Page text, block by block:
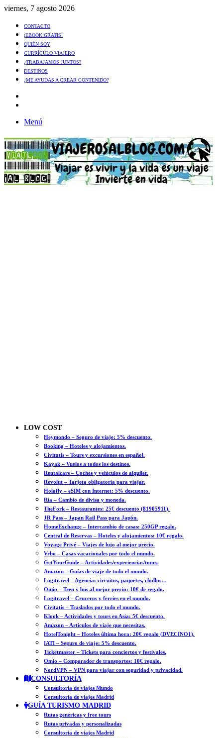
viernes, 7 agosto 2026
CONTACTO
¡EBOOK GRATIS!
QUIÉN SOY
CURRÍCULO VIAJERO
¿TRABAJAMOS JUNTOS?
DESTINOS
¿ME AYUDAS A CREAR CONTENIDO?
Menú
LOW COST
Heymondo – Seguro de viaje: 5% descuento.
Booking – Hoteles y alojamientos.
Civitatis – Tours y excursiones en español.
Kayak – Vuelos a todos los destinos.
Rentalcars – Coches y vehículos de alquiler.
Revolut – Tarjeta obligatoria para viajar.
Holafly – eSIM con Internet: 5% descuento.
Ria – Cambio de divisa y moneda.
TheFork – Restaurantes: 25€ descuento (81905911).
JR Pass – Japan Rail Pass para Japón.
HomeExchange – Intercambio de casas: 250GP regalo.
Central de Reservas – Hoteles y alojamientos: 10€ regalo.
Voyage Privé – Viajes de lujo al mejor precio.
Vrbo – Casas vacacionales por todo el mundo.
GetYourGuide – Actividades/experiencias/tours.
Amazon – Guías de viaje de todo el mundo.
Logitravel – Agencia: circuitos, paquetes, chollos…
Omio – Tren y bus al mejor precio: 10€ de regalo.
Logitravel – Cruceros y ferries en el mundo.
Civitatis – Traslados por todo el mundo.
Klook – Actividades y tours en Asia: 5€ descuento.
Amazon – Artículos de viaje que necesitas.
HotelTonight – Hoteles última hora: 20€ regalo (DVECINO1).
IATI – Seguro de viaje: 5% descuento.
Ticketmaster – Tickets para conciertos y festivales.
Omio – Comparador de transportes: 10€ regalo.
NordVPN – VPN para viajar con seguridad y privacidad.
CONSULTORÍA
Consultoría de viajes Mundo
Consultoría de viajes Madrid
GUÍA TURISMO MADRID
Rutas genéricas y free tours
Rutas privadas y personalizadas
Consultoría de viajes Madrid